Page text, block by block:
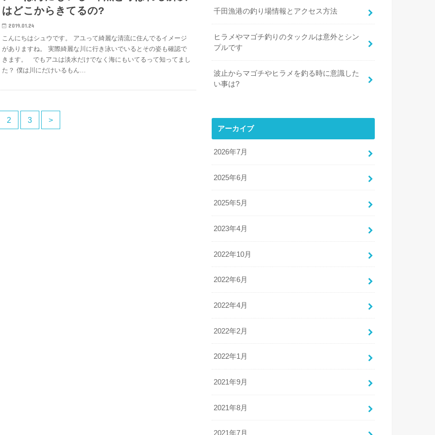
はどこからきてるの?
2019.01.24
こんにちはシュウです。 アユって綺麗な清流に住んでるイメージ
がありますね。 実際綺麗な川に行き泳いでいるとその姿も確認で
きます。 でもアユは淡水だけでなく海にもいてるって知ってまし
た？ 僕は川にだけいるもん…
2 3 >
千田漁港の釣り場情報とアクセス方法
ヒラメやマゴチ釣りのタックルは意外とシン
プルです
波止からマゴチやヒラメを釣る時に意識した
い事は?
アーカイブ
2026年7月
2025年6月
2025年5月
2023年4月
2022年10月
2022年6月
2022年4月
2022年2月
2022年1月
2021年9月
2021年8月
2021年7月